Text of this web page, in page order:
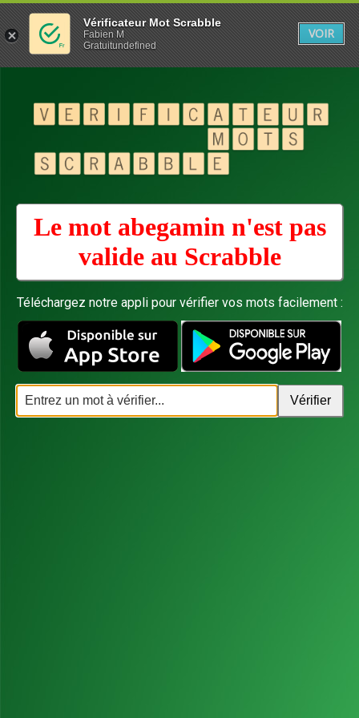
Le mot abegamin n'est pas
valide au Scrabble
Téléchargez notre appli pour vérifier vos mots facilement :
Vérificateur Mot Scrabble
Fabien M
Gratuitundefined
VOIR